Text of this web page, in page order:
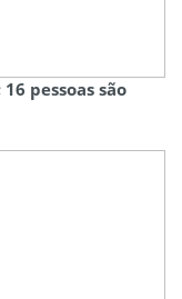
pessoas são